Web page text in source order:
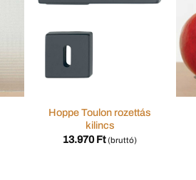
Hoppe Toulon rozettás
kilincs
13.970Ft (bruttó)